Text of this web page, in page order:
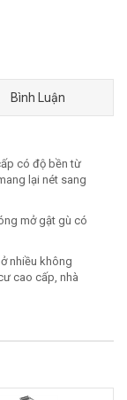
Bình Luận
có độ bền từ
lại nét sang
mở gật gù có
nhiều không
cao cấp, nhà